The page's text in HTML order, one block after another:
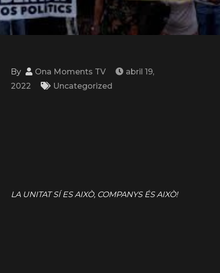
By Ona Moments TV
abril 19,
2022
Uncategorized
LA UNITAT SÍ ES AIXÒ, COMPANYS ÉS AIXÒ!